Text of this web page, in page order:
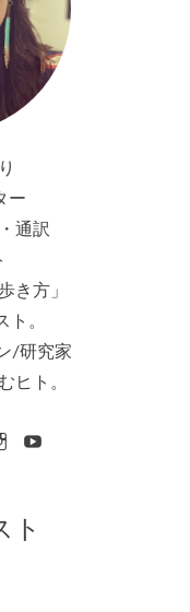
ー
通訳
き方」
。
/研究家
ヒト。
ト